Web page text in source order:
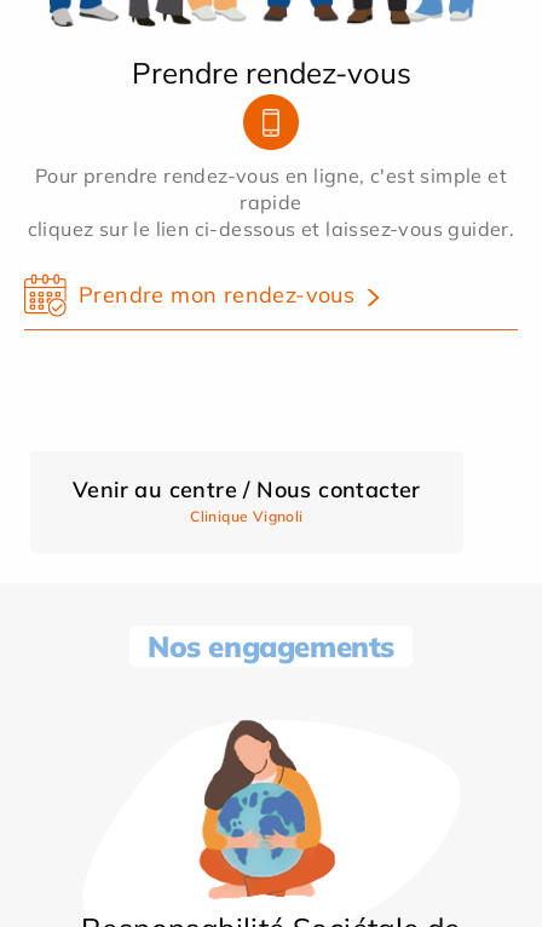
Prendre rendez-vous
Pour prendre rendez-vous en ligne, c'est simple et
rapide
cliquez sur le lien ci-dessous et laissez-vous guider.
Prendre mon rendez-vous
Venir au centre / Nous contacter
Clinique Vignoli
Nos engagements